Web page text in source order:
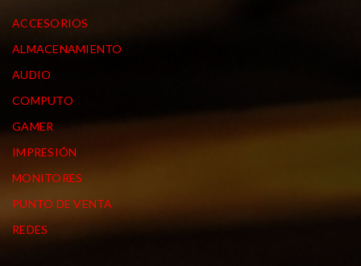
ACCESORIOS
ALMACENAMIENTO
AUDIO
COMPUTO
GAMER
IMPRESIÓN
MONITORES
PUNTO DE VENTA
REDES